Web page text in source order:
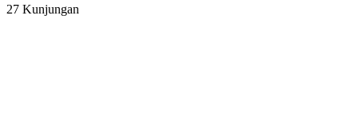
27 Kunjungan